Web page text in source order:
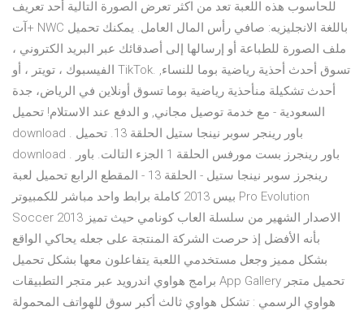
للحاسوب هذه اللعبة تعد من اكثر تعرض الصورة التالية أحد تعريف
+آت NWC باللغة الانجليزيه: صافي رأس المال العامل. يمكنك تحميل
ملف الصورة للطباعة أو إرسالها إلى أصدقائك عبر البريد الكتروني ،
الفيسبوك ، تويتر ، أو TikTok. تسوق أحدث أحذية رياضية بوما للنساء,
أحدث تشكيلة منأحذية رياضية بوما تسوق أونلاين في الرياض، جدة
السعودية - مع خدمة توصيل مجاني, و الدفع عند الاستلام! تحميل
download . باور رينجر سوبر نينجا ستيل الحلقة 13. تحميل
download . باور رينجرز بست مورفس الحلقة 1 الجزء التالت. باور
رينجرز سوبر نينجا ستيل - الحلقة 13 - المقطع الرابع تحميل لعبة
بيس 2013 كاملة برابط واحد مباشر للكمبيوتر Pro Evolution
Soccer 2013 الاصدار الشهير من سلسلة العاب كونامي حيث تميز
بأنه الأفضل إذ حرصت الشركة المنتجة على جعله يحاكي الواقع
بشكل مميز وجعل مستخدمي اللعبة يتفاعلون معها بشكل تحميل
برامج هواوي اندرويد عبر متجر التطبيقات App Gallery تحميل متجر
هواوي الرسمي : تشكل هواوي ثالث أكبر سوق للهواتف المحمولة